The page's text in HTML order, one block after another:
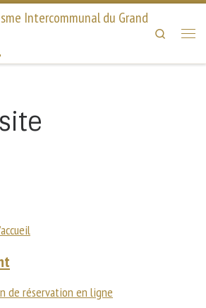
Intercommunal du Grand
Search
de réservation en ligne